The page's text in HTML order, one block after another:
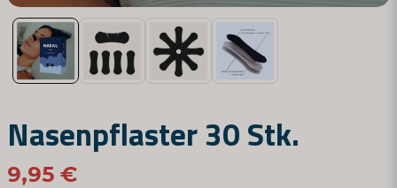
Nasenpflaster 30 Stk.
9,95 €